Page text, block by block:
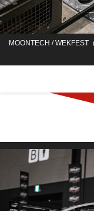
MOONTECH / WEKFEST